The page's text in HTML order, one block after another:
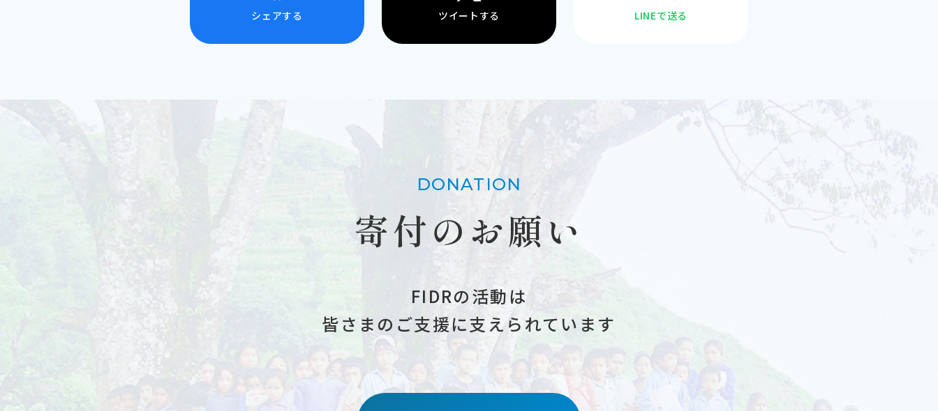
シェアする ツイートする LINEで送る
DONATION
寄付のお願い
FIDRの活動は
皆さまのご支援に支えられています